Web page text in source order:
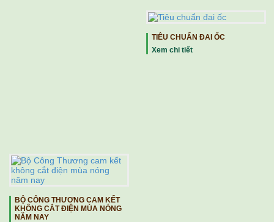
TIÊU CHUẨN ĐAI ỐC
Xem chi tiết
BỘ CÔNG THƯƠNG CAM KẾT
KHÔNG CẮT ĐIỆN MÙA NÓNG
NĂM NAY